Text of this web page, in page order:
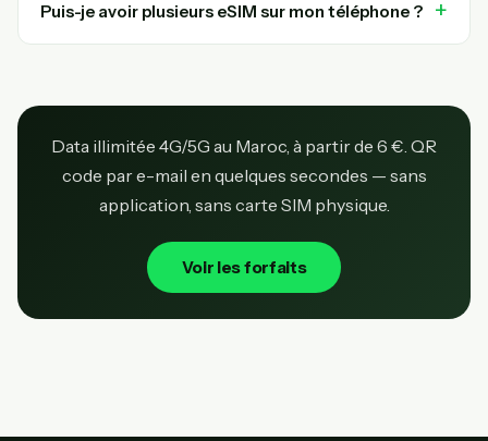
Puis-je avoir plusieurs eSIM sur mon téléphone ?
Data illimitée 4G/5G au Maroc, à partir de 6 €. QR
code par e-mail en quelques secondes — sans
application, sans carte SIM physique.
Voir les forfaits